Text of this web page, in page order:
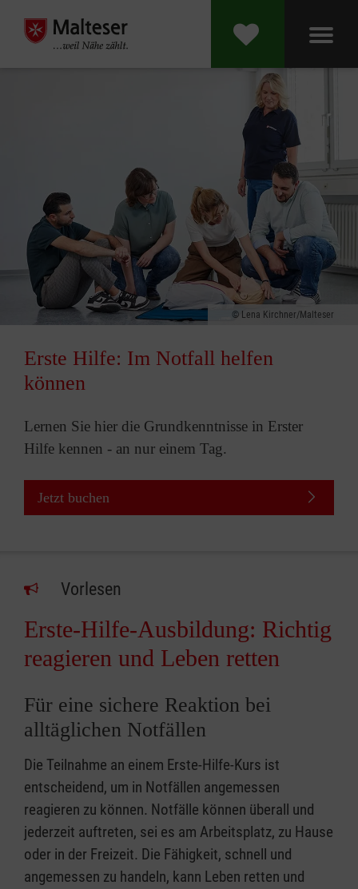
Lena Kirchner/Malteser
Erste Hilfe: Im Notfall helfen
können
Lernen Sie hier die Grundkenntnisse in Erster
Hilfe kennen - an nur einem Tag.
Jetzt buchen
Vorlesen
Erste-Hilfe-Ausbildung: Richtig
reagieren und Leben retten
Für eine sichere Reaktion bei
alltäglichen Notfällen
Die Teilnahme an einem Erste-Hilfe-Kurs ist
entscheidend, um in Notfällen angemessen
reagieren zu können. Notfälle können überall und
jederzeit auftreten, sei es am Arbeitsplatz, zu Hause
oder in der Freizeit. Die Fähigkeit, schnell und
angemessen zu handeln, kann Leben retten und